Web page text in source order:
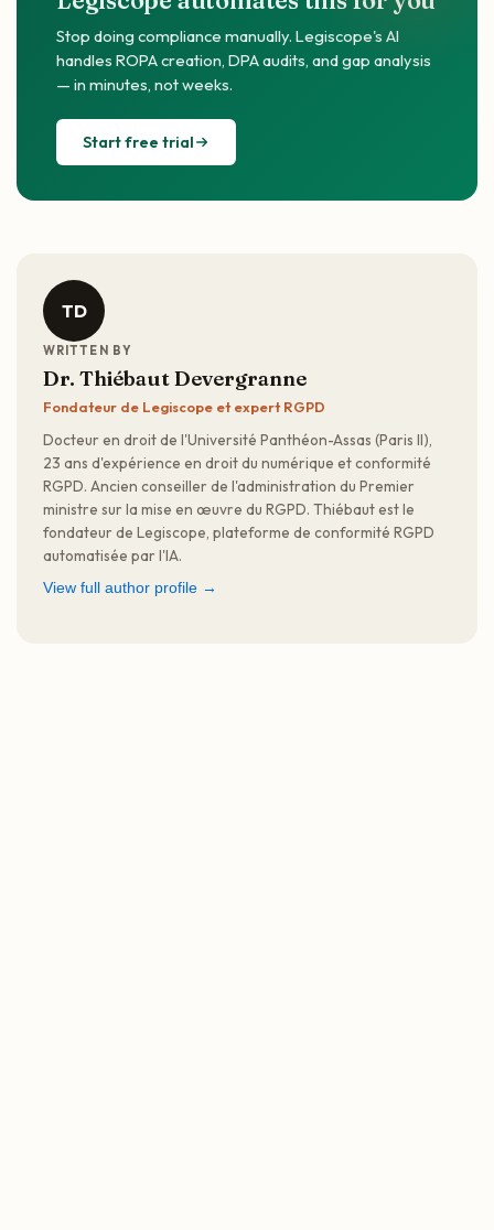
Stop doing compliance manually. Legiscope's AI
handles ROPA creation, DPA audits, and gap analysis
— in minutes, not weeks.
Start free trial
TD
WRITTEN BY
Dr. Thiébaut Devergranne
Fondateur de Legiscope et expert RGPD
Docteur en droit de l'Université Panthéon-Assas (Paris II),
23 ans d'expérience en droit du numérique et conformité
RGPD. Ancien conseiller de l'administration du Premier
ministre sur la mise en œuvre du RGPD. Thiébaut est le
fondateur de Legiscope, plateforme de conformité RGPD
automatisée par l'IA.
View full author profile →